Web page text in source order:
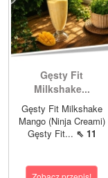
Gęsty Fit
Milkshake...
Gęsty Fit Milkshake
Mango (Ninja Creami)
Gęsty Fit... ⇖ 11